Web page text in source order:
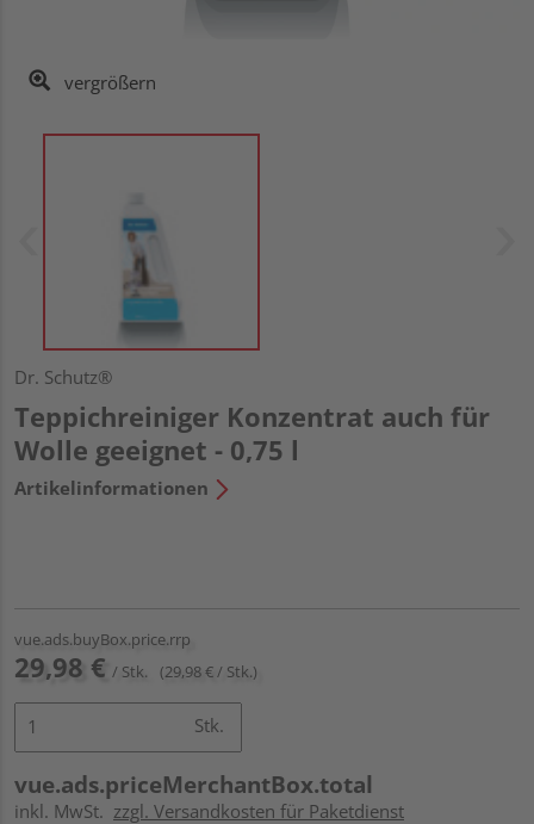
vergrößern
Dr. Schutz®
Teppichreiniger Konzentrat auch für
Wolle geeignet - 0,75 l
Artikelinformationen
vue.ads.buyBox.price.rrp
29,98 € / Stk. (29,98 € / Stk.)
Stk.
vue.ads.priceMerchantBox.total
inkl. MwSt. zzgl. Versandkosten für Paketdienst